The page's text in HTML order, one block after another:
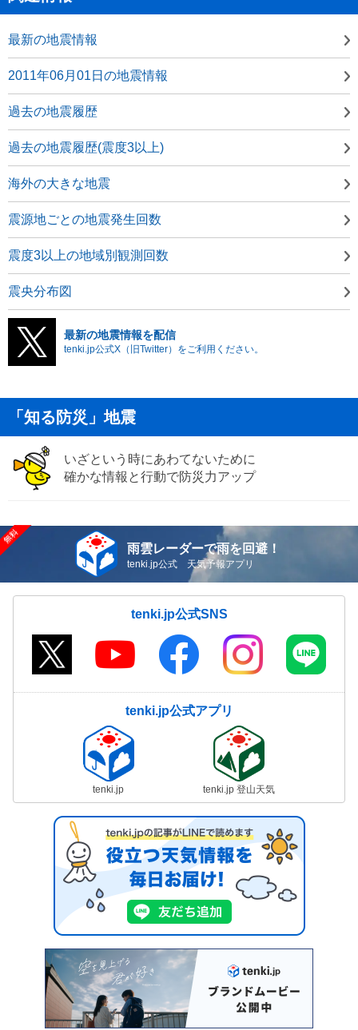
最新の地震情報
2011年06月01日の地震情報
過去の地震履歴
過去の地震履歴(震度3以上)
海外の大きな地震
震源地ごとの地震発生回数
震度3以上の地域別観測回数
震央分布図
最新の地震情報を配信
tenki.jp公式X（旧Twitter）をご利用ください。
「知る防災」地震
いざという時にあわてないために
確かな情報と行動で防災力アップ
雨雲レーダーで雨を回避！
tenki.jp公式 天気予報アプリ
tenki.jp公式SNS
tenki.jp公式アプリ
tenki.jp tenki.jp 登山天気